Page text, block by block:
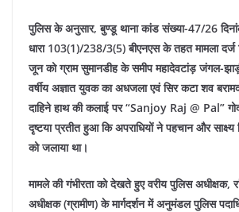
पुलिस के अनुसार, बुण्डू थाना कांड संख्या-47/26
धारा 103(1)/238/3(5) बीएनएस के तहत मामला दर्ज
जून को ग्राम सुमानडीह के समीप महादेवटांड़ जंगल-
वर्षीय अज्ञात युवक का अधजला एवं सिर कटा शव
दाहिने हाथ की कलाई पर “Sanjoy Raj @ Pal”
दृष्टया प्रतीत हुआ कि अपराधियों ने पहचान और
को जलाया था।
मामले की गंभीरता को देखते हुए वरीय पुलिस अधीक्षक,
अधीक्षक (ग्रामीण) के मार्गदर्शन में अनुमंडल पुलिस